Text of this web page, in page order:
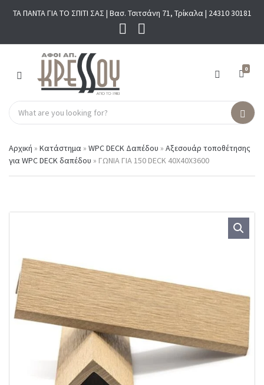
ΤΑ ΠΑΝΤΑ ΓΙΑ ΤΟ ΣΠΙΤΙ ΣΑΣ | Βασ. Τσιτσάνη 71, Τρίκαλα | 24310 30181
M
N
U
C
e
g
o
n
S
e
c
h
p
d
S
r
h
0
Αρχική » Κατάστημα » WPC DECK Δαπέδου » Αξεσουάρ τοποθέτησης
για WPC DECK δαπέδου » ΓΩΝΙΑ ΓΙΑ 150 DECK 40Χ40Χ3600